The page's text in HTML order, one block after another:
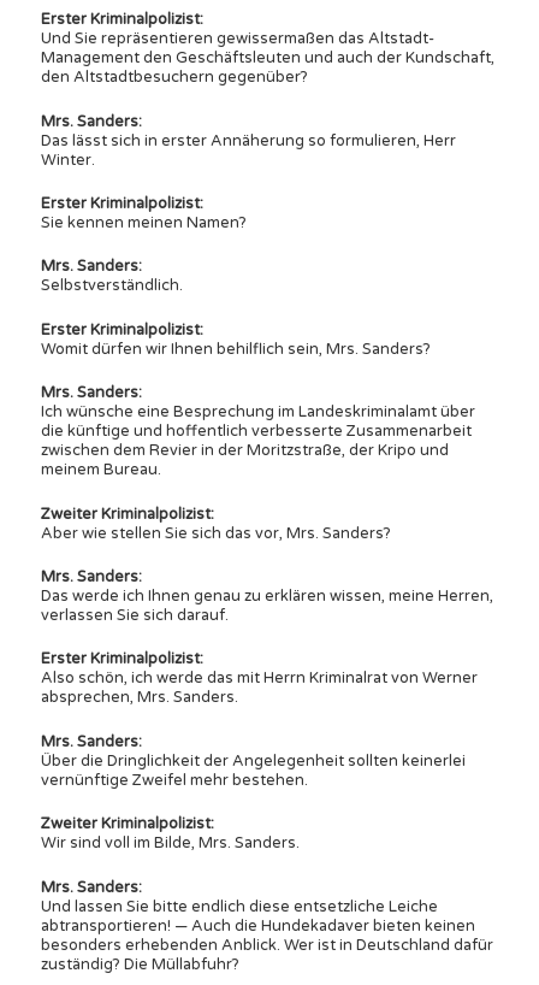
Erster Kriminalpolizist:
Und Sie repräsentieren gewissermaßen das Altstadt-
Management den Geschäftsleuten und auch der Kundschaft,
den Altstadtbesuchern gegenüber?
Mrs. Sanders:
Das lässt sich in erster Annäherung so formulieren, Herr
Winter.
Erster Kriminalpolizist:
Sie kennen meinen Namen?
Mrs. Sanders:
Selbstverständlich.
Erster Kriminalpolizist:
Womit dürfen wir Ihnen behilflich sein, Mrs. Sanders?
Mrs. Sanders:
Ich wünsche eine Besprechung im Landeskriminalamt über
die künftige und hoffentlich verbesserte Zusammenarbeit
zwischen dem Revier in der Moritzstraße, der Kripo und
meinem Bureau.
Zweiter Kriminalpolizist:
Aber wie stellen Sie sich das vor, Mrs. Sanders?
Mrs. Sanders:
Das werde ich Ihnen genau zu erklären wissen, meine Herren,
verlassen Sie sich darauf.
Erster Kriminalpolizist:
Also schön, ich werde das mit Herrn Kriminalrat von Werner
absprechen, Mrs. Sanders.
Mrs. Sanders:
Über die Dringlichkeit der Angelegenheit sollten keinerlei
vernünftige Zweifel mehr bestehen.
Zweiter Kriminalpolizist:
Wir sind voll im Bilde, Mrs. Sanders.
Mrs. Sanders:
Und lassen Sie bitte endlich diese entsetzliche Leiche
abtransportieren! — Auch die Hundekadaver bieten keinen
besonders erhebenden Anblick. Wer ist in Deutschland dafür
zuständig? Die Müllabfuhr?